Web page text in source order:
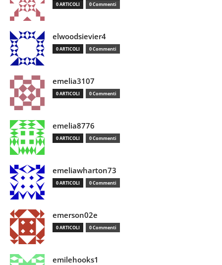
0 ARTICOLI 0 Commenti
elwoodsievier4
0 ARTICOLI 0 Commenti
emelia3107
0 ARTICOLI 0 Commenti
emelia8776
0 ARTICOLI 0 Commenti
emeliawharton73
0 ARTICOLI 0 Commenti
emerson02e
0 ARTICOLI 0 Commenti
emilehooks1